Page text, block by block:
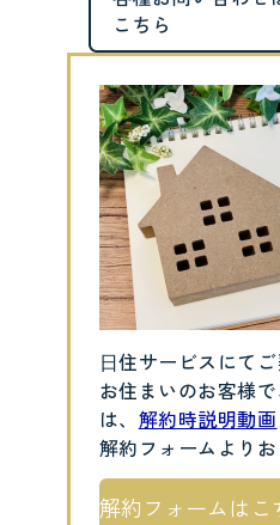
⽇住サービスにて
お住まいのお客様
は、 解約時説明動画
解約フォームよりお
解約フォームはこ